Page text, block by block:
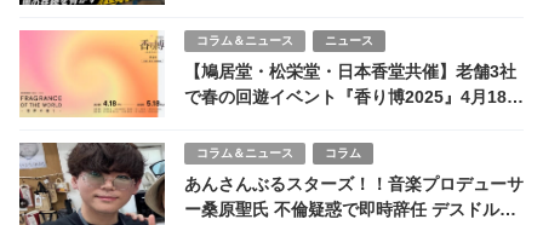
コラム＆ニュース ニュース
【鳩居堂・松栄堂・日本香堂共催】老舗3社
で春の回遊イベント『香り博2025』4月18日
コラム＆ニュース コラム
あんさんぶるスターズ！！音楽プロデューサ
ー桑原聖氏 不倫疑惑で即時辞任 デスドル暴